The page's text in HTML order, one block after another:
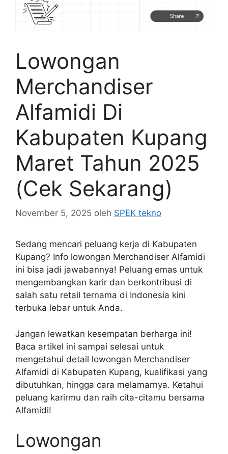
Lowongan
Merchandiser
Alfamidi Di
Kabupaten Kupang
Maret Tahun 2025
(Cek Sekarang)
November 5, 2025 oleh SPEK tekno
Sedang mencari peluang kerja di Kabupaten
Kupang? Info lowongan Merchandiser Alfamidi
ini bisa jadi jawabannya! Peluang emas untuk
mengembangkan karir dan berkontribusi di
salah satu retail ternama di Indonesia kini
terbuka lebar untuk Anda.
Jangan lewatkan kesempatan berharga ini!
Baca artikel ini sampai selesai untuk
mengetahui detail lowongan Merchandiser
Alfamidi di Kabupaten Kupang, kualifikasi yang
dibutuhkan, hingga cara melamarnya. Ketahui
peluang karirmu dan raih cita-citamu bersama
Alfamidi!
Lowongan